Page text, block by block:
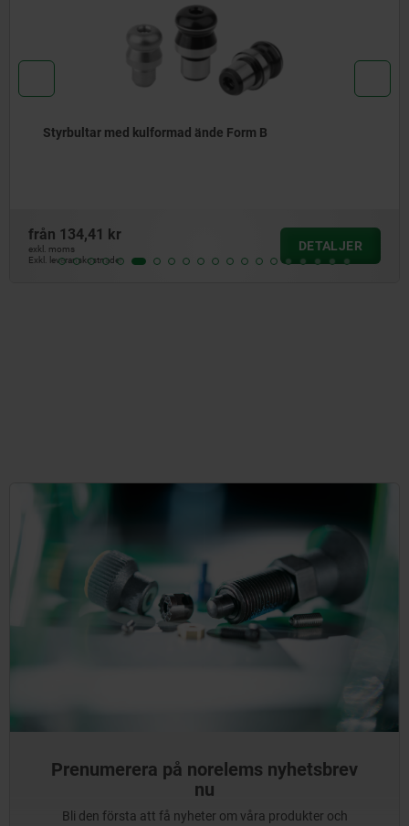
Styrbultar med kulformad ände Form B
från 134,41 kr
exkl. moms
Exkl. leveranskostnader
DETALJER
Prenumerera på norelems nyhetsbrev
nu
Bli den första att få nyheter om våra produkter och